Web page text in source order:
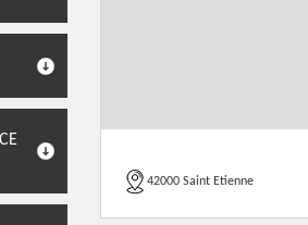
42000 Saint Etienne